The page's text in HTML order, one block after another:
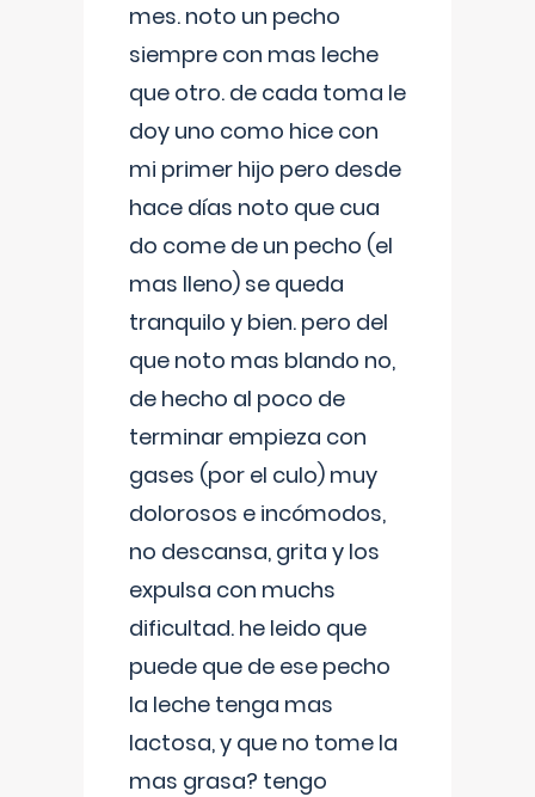
mes. noto un pecho
siempre con mas leche
que otro. de cada toma le
doy uno como hice con
mi primer hijo pero desde
hace días noto que cua
do come de un pecho (el
mas lleno) se queda
tranquilo y bien. pero del
que noto mas blando no,
de hecho al poco de
terminar empieza con
gases (por el culo) muy
dolorosos e incómodos,
no descansa, grita y los
expulsa con muchs
dificultad. he leido que
puede que de ese pecho
la leche tenga mas
lactosa, y que no tome la
mas grasa? tengo